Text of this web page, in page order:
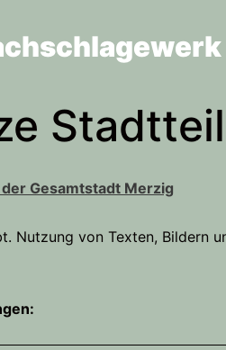
Gesamtstadt Merzig
von Texten, Bildern und